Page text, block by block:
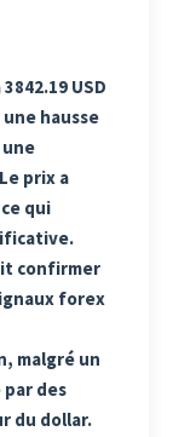
USD
hausse
prix a
qui
confirmer
forex
malgré un
des
du dollar.